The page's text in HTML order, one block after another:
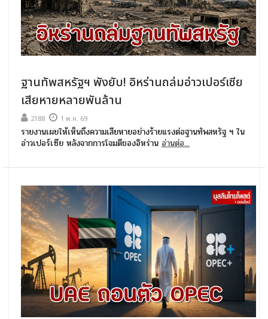
ฐานทัพสหรัฐฯ พังยับ! อิหร่านถล่มอ่าวเปอร์เซีย
เสียหายหลายพันล้าน
2188 1 พ.ค. 69
รายงานเผยให้เห็นถึงความเสียหายอย่างร้ายแรงต่อฐานทัพสหรัฐ ฯ ใน
อ่าวเปอร์เซีย หลังจากการโจมตีของอิหร่าน อ่านต่อ...